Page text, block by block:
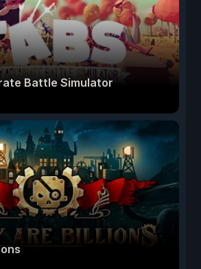
Battle Simulator